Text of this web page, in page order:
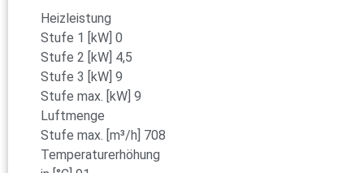
Heizleistung
Stufe 1 [kW] 0
Stufe 2 [kW] 4,5
Stufe 3 [kW] 9
Stufe max. [kW] 9
Luftmenge
Stufe max. [m³/h] 708
Temperaturerhöhung